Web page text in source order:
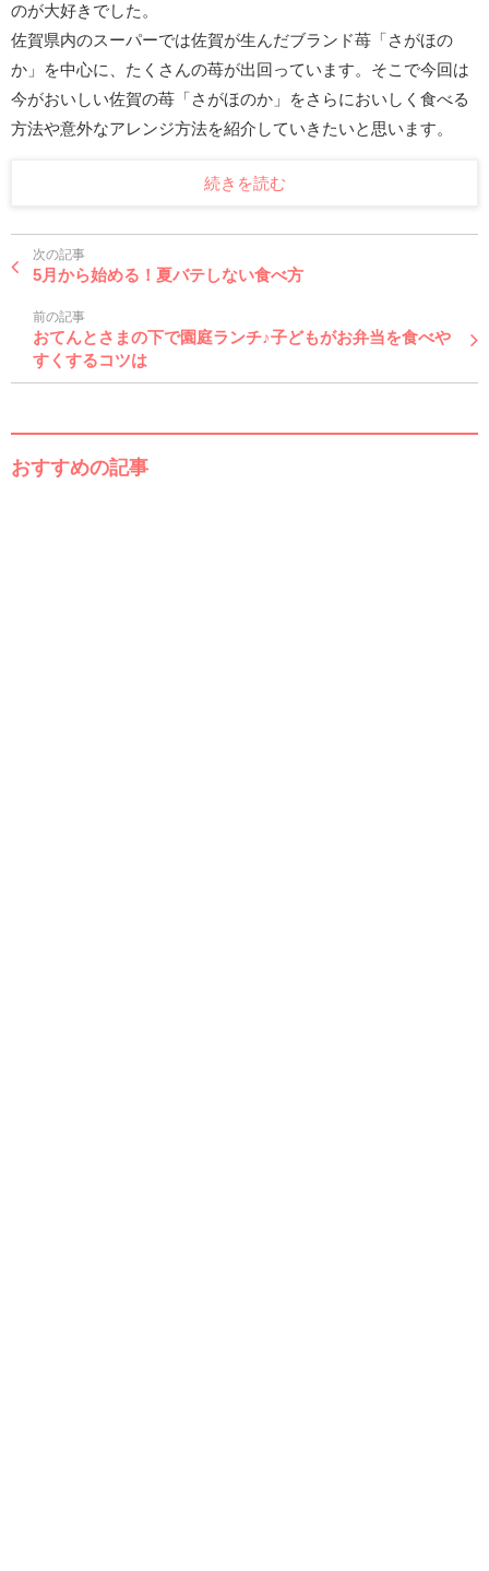
のが大好きでした。
佐賀県内のスーパーでは佐賀が生んだブランド苺「さがほの
か」を中心に、たくさんの苺が出回っています。そこで今回は
今がおいしい佐賀の苺「さがほのか」をさらにおいしく食べる
方法や意外なアレンジ方法を紹介していきたいと思います。
続きを読む
次の記事
5月から始める！夏バテしない食べ方
前の記事
おてんとさまの下で園庭ランチ♪子どもがお弁当を食べや
すくするコツは
おすすめの記事